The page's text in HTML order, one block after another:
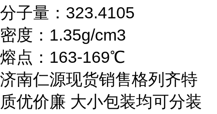
分子量：323.4105
密度：1.35g/cm3
熔点：163-169℃
济南仁源现货销售格列齐特
质优价廉 大小包装均可分装